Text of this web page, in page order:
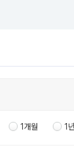
1개월 1년